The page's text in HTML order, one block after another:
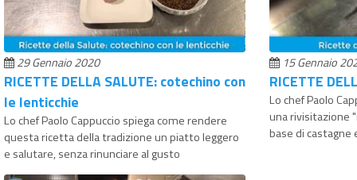
29 Gennaio 2020
RICETTE DELLA SALUTE: cotechino con
le lenticchie
Lo chef Paolo Cappuccio spiega come rendere
questa ricetta della tradizione un piatto leggero
e salutare, senza rinunciare al gusto
15 Gennaio
RICETTE
Lo chef Paolo
una rivisitazione
base di castagne